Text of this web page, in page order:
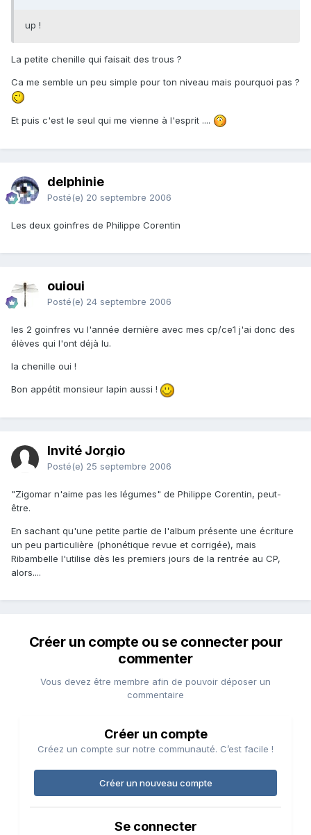
up !
La petite chenille qui faisait des trous ?
Ca me semble un peu simple pour ton niveau mais pourquoi pas ?
Et puis c'est le seul qui me vienne à l'esprit ....
delphinie
Posté(e) 20 septembre 2006
Les deux goinfres de Philippe Corentin
ouioui
Posté(e) 24 septembre 2006
les 2 goinfres vu l'année dernière avec mes cp/ce1 j'ai donc des
élèves qui l'ont déjà lu.
la chenille oui !
Bon appétit monsieur lapin aussi !
Invité Jorgio
Posté(e) 25 septembre 2006
"Zigomar n'aime pas les légumes" de Philippe Corentin, peut-
être.
En sachant qu'une petite partie de l'album présente une écriture
un peu particulière (phonétique revue et corrigée), mais
Ribambelle l'utilise dès les premiers jours de la rentrée au CP,
alors....
Créer un compte ou se connecter pour
commenter
Vous devez être membre afin de pouvoir déposer un
commentaire
Créer un compte
Créez un compte sur notre communauté. C’est facile !
Créer un nouveau compte
Se connecter